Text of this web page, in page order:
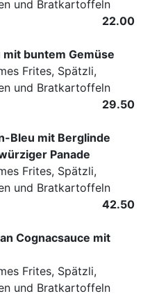
und Bratkartoffeln
22.00
buntem Gemüse
Frites, Spätzli,
und Bratkartoffeln
29.50
Bleu mit Berglinde
Panade
Frites, Spätzli,
und Bratkartoffeln
42.50
Cognacsauce mit
Frites, Spätzli,
und Bratkartoffeln